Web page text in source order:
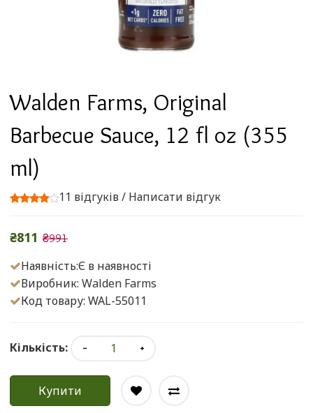
Walden Farms, Original
Barbecue Sauce, 12 fl oz (355
ml)
11 відгуків/ Написати відгук
₴811 ₴991
Наявність:Є в наявності
Виробник: Walden Farms
Код товару: WAL-55011
Кількість:
Купити